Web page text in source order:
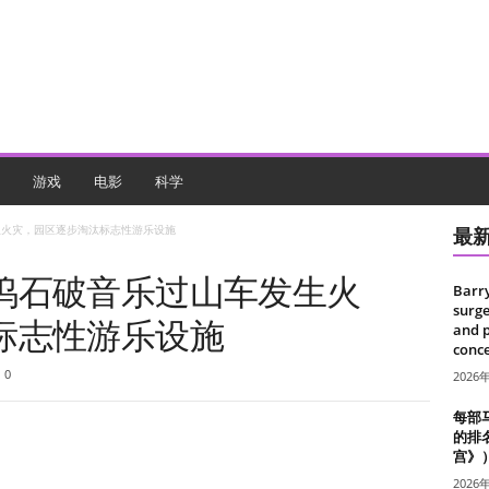
游戏 电影 科学
灾，园区逐步淘汰标志性游乐设施
石破音乐过山车发生火
志性游乐设施
0
最
and
2026
每部
的排
宫》
2026